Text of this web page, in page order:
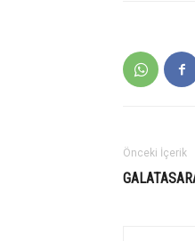
Önceki İçerik